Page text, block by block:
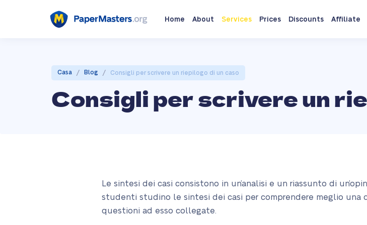
Home About Services Prices Discounts Affiliate
Casa / Blog / Consigli per scrivere un riepilogo di un caso
Consigli per scrivere un
Le sintesi dei casi consistono in un’analisi e un riassunto di
studenti studino le sintesi dei casi per comprendere meglio una
questioni ad esso collegate.